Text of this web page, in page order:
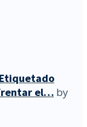
Etiquetado
el… by